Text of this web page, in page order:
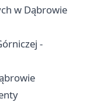
w Dąbrowie
-